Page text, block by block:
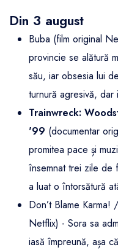
Din 3 august
Buba (film original
provincie se alătură
său, iar obsesia lui
turnură agresivă, dar
Trainwreck:
'99 (documentar
promitea pace și
însemnat trei zile de
a luat o întorsătură
Don’t Blame
Netflix) - Sora sa
iasă împreună, așa